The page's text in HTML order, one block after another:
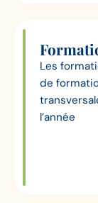
Les
de
l’année